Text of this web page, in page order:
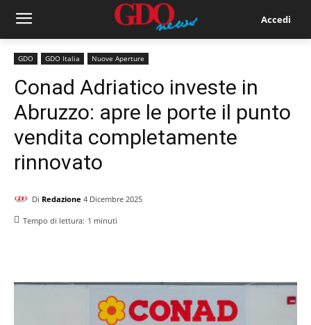
Accedi
GDO GDO Italia Nuove Aperture
Conad Adriatico investe in
Abruzzo: apre le porte il punto
vendita completamente
rinnovato
Di Redazione 4 Dicembre 2025
Tempo di lettura: 1 minuti